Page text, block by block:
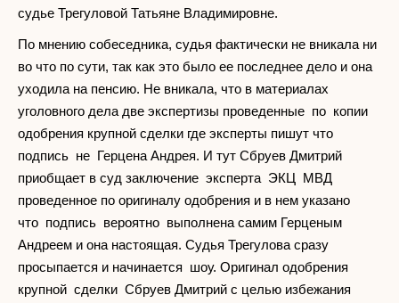
судье Трегуловой Татьяне Владимировне.
По мнению собеседника, судья фактически не вникала ни
во что по сути, так как это было ее последнее дело и она
уходила на пенсию. Не вникала, что в материалах
уголовного дела две экспертизы проведенные по копии
одобрения крупной сделки где эксперты пишут что
подпись не Герцена Андрея. И тут Сбруев Дмитрий
приобщает в суд заключение эксперта ЭКЦ МВД
проведенное по оригиналу одобрения и в нем указано
что подпись вероятно выполнена самим Герценым
Андреем и она настоящая. Судья Трегулова сразу
просыпается и начинается шоу. Оригинал одобрения
крупной сделки Сбруев Дмитрий с целью избежания